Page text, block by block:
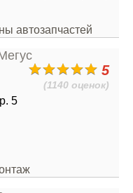
автозапчастей
5
(1140 оценок)
5